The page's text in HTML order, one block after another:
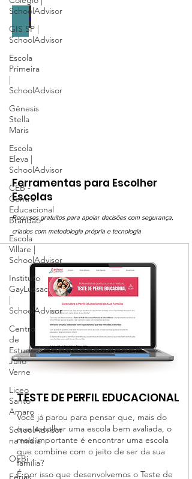
SchoolAdvisor
GIS SP |
SchoolAdvisor
Escola
Primeira
|
SchoolAdvisor
Gênesis
Stella
Maris
Escola
Eleva |
SchoolAdvisor
CEB -
Centro
Educacional
Brandão
Escola
Villare |
SchoolAdvisor
Instituto
GayLussac
|
SchoolAdvisor
Centro
de
Estudos
Júlio
Verne
Liceo
Santo
Amaro
SchoolAdvisor
na mídia
OEBi
Férias
e
Anos
Finais.
Ensino Médio
Guia
sobre
escolas
de
Médio
Ferramentas para Escolher
Escolas
Recursos gratuitos para apoiar decisões com segurança,
criados com metodologia própria e tecnologia
TESTE DE PERFIL EDUCACIONAL
Você já parou para pensar que, mais do
que escolher uma escola bem avaliada, o
mais importante é encontrar uma escola
que combine com o jeito de ser da sua
família?
É por isso que desenvolvemos o Teste de